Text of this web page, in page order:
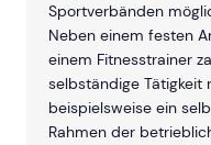
Sportverbänden
Neben einem festen
einem Fitnesstrainer
selbständige Tätigkeit
beispielsweise ein
Rahmen der